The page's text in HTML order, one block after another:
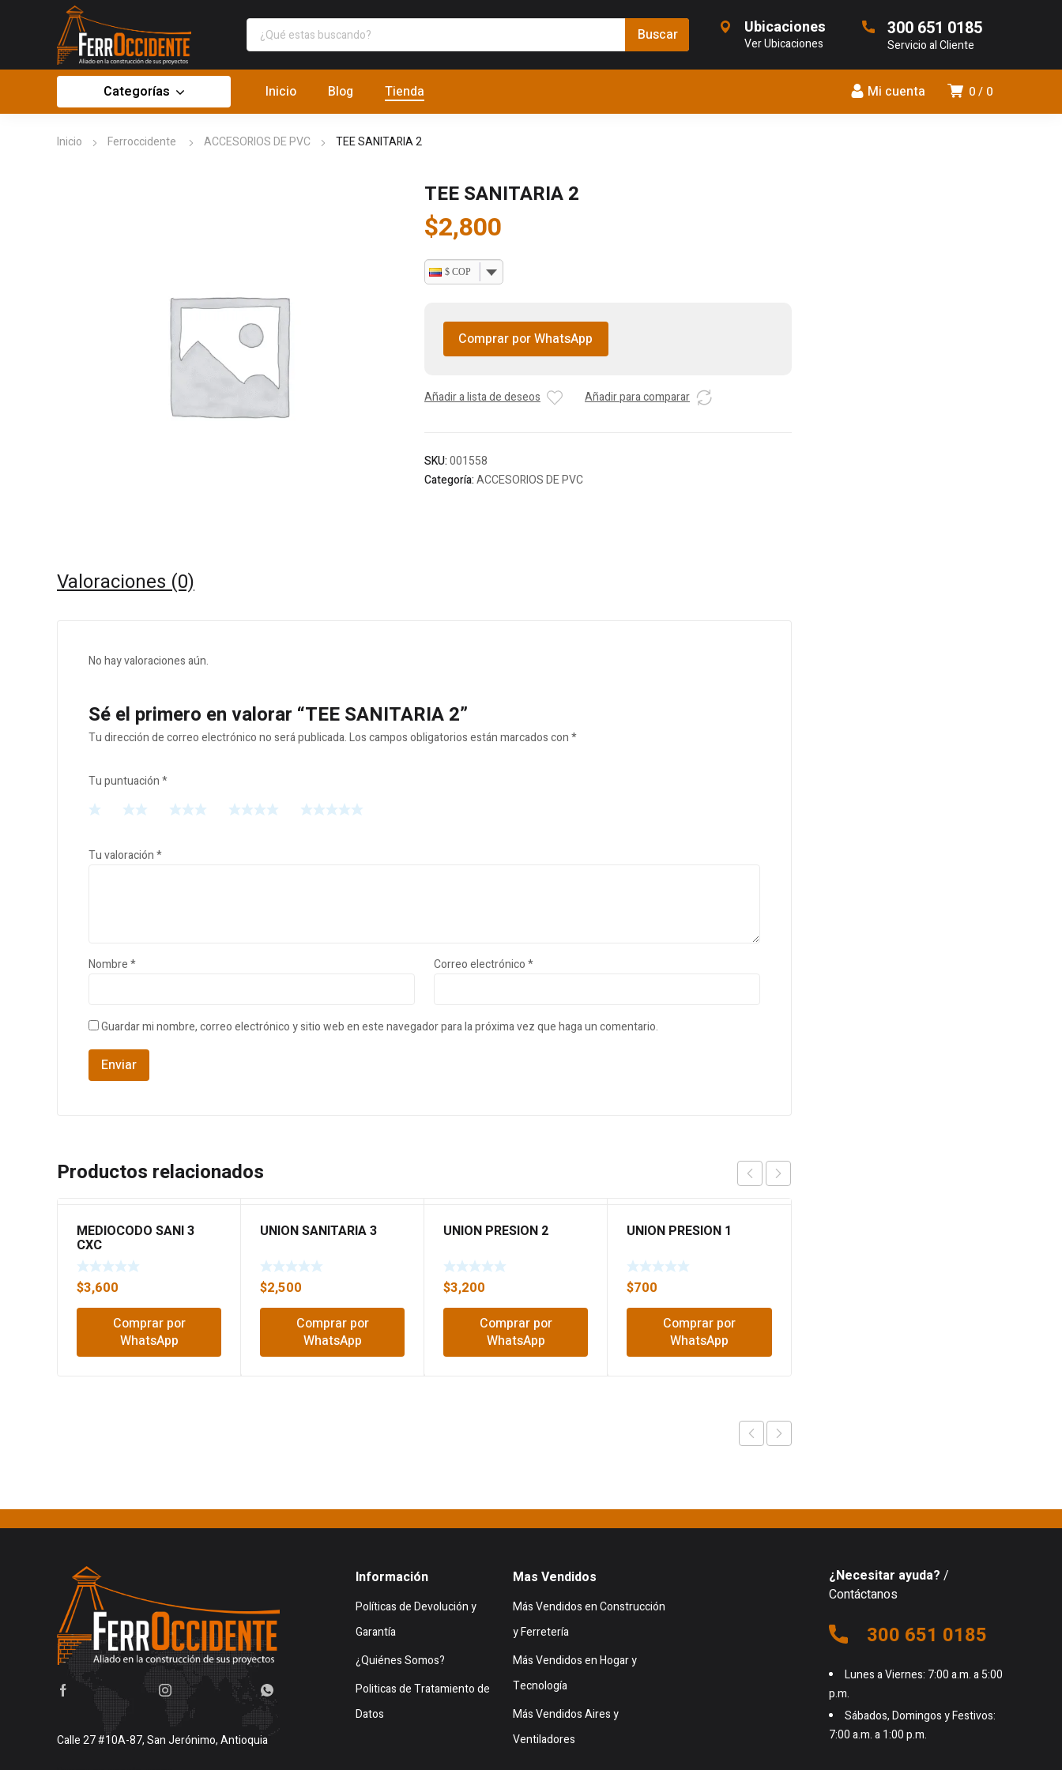
Ubicaciones
Ver Ubicaciones
300 651 0185
Servicio al Cliente
0 0
Mi cuenta
Categorías Inicio Blog Tienda
Inicio Ferroccidente ACCESORIOS DE PVC TEE SANITARIA 2
TEE SANITARIA 2
$2,800
$ COP
Comprar por WhatsApp
Añadir a lista de deseos Añadir para comparar
SKU:001558
Categoría:ACCESORIOS DE PVC
Valoraciones (0)
No hay valoraciones aún.
Sé el primero en valorar “TEE SANITARIA 2”
Tu dirección de correo electrónico no será publicada.Los campos obligatorios están marcados con*
Tu puntuación*
Tu valoración*
Nombre* Correo electrónico*
Guardar mi nombre, correo electrónico y sitio web en este navegador para la próxima vez que haga un comentario.
Productos relacionados
MEDIOCODO SANI 3
CXC
$3,600
Comprar por
WhatsApp
UNION SANITARIA 3
$2,500
Comprar por
WhatsApp
UNION PRESION 2
$3,200
Comprar por
WhatsApp
UNION PRESION 1
$700
Comprar por
WhatsApp
Calle 27 #10A-87, San Jerónimo, Antioquia
Información
Políticas de Devolución y
Garantía
¿Quiénes Somos?
Politicas de Tratamiento de
Datos
Mas Vendidos
Más Vendidos en Construcción
y Ferretería
Más Vendidos en Hogar y
Tecnología
Más Vendidos Aires y
Ventiladores
¿Necesitar ayuda? /
Contáctanos
300 651 0185
Lunes a Viernes: 7:00 a.m. a 5:00
p.m.
Sábados, Domingos y Festivos:
7:00 a.m. a 1:00 p.m.